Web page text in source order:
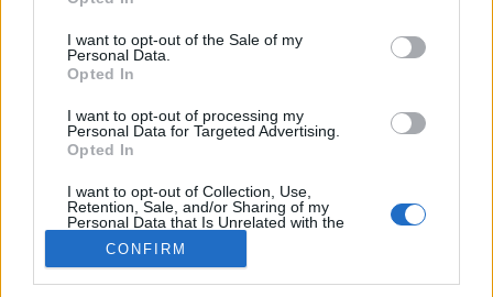
use your data for below specified purposes in below Google
consent section.
I want to opt-out of the Sale of my
Personal Data.
Opted In
I want to opt-out of processing my
Personal Data for Targeted Advertising.
Opted In
I want to opt-out of Collection, Use,
Retention, Sale, and/or Sharing of my
Personal Data that Is Unrelated with the
Purposes for which it was collected.
Opted Out
CONFIRM